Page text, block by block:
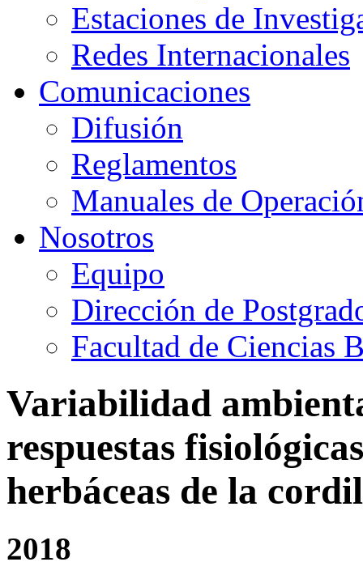
Estaciones de
Redes Internacionales
Comunicaciones
Difusión
Reglamentos
Manuales de
Nosotros
Equipo
Dirección de
Facultad de Ciencias
Variabilidad
respuestas
herbáceas de la
2018